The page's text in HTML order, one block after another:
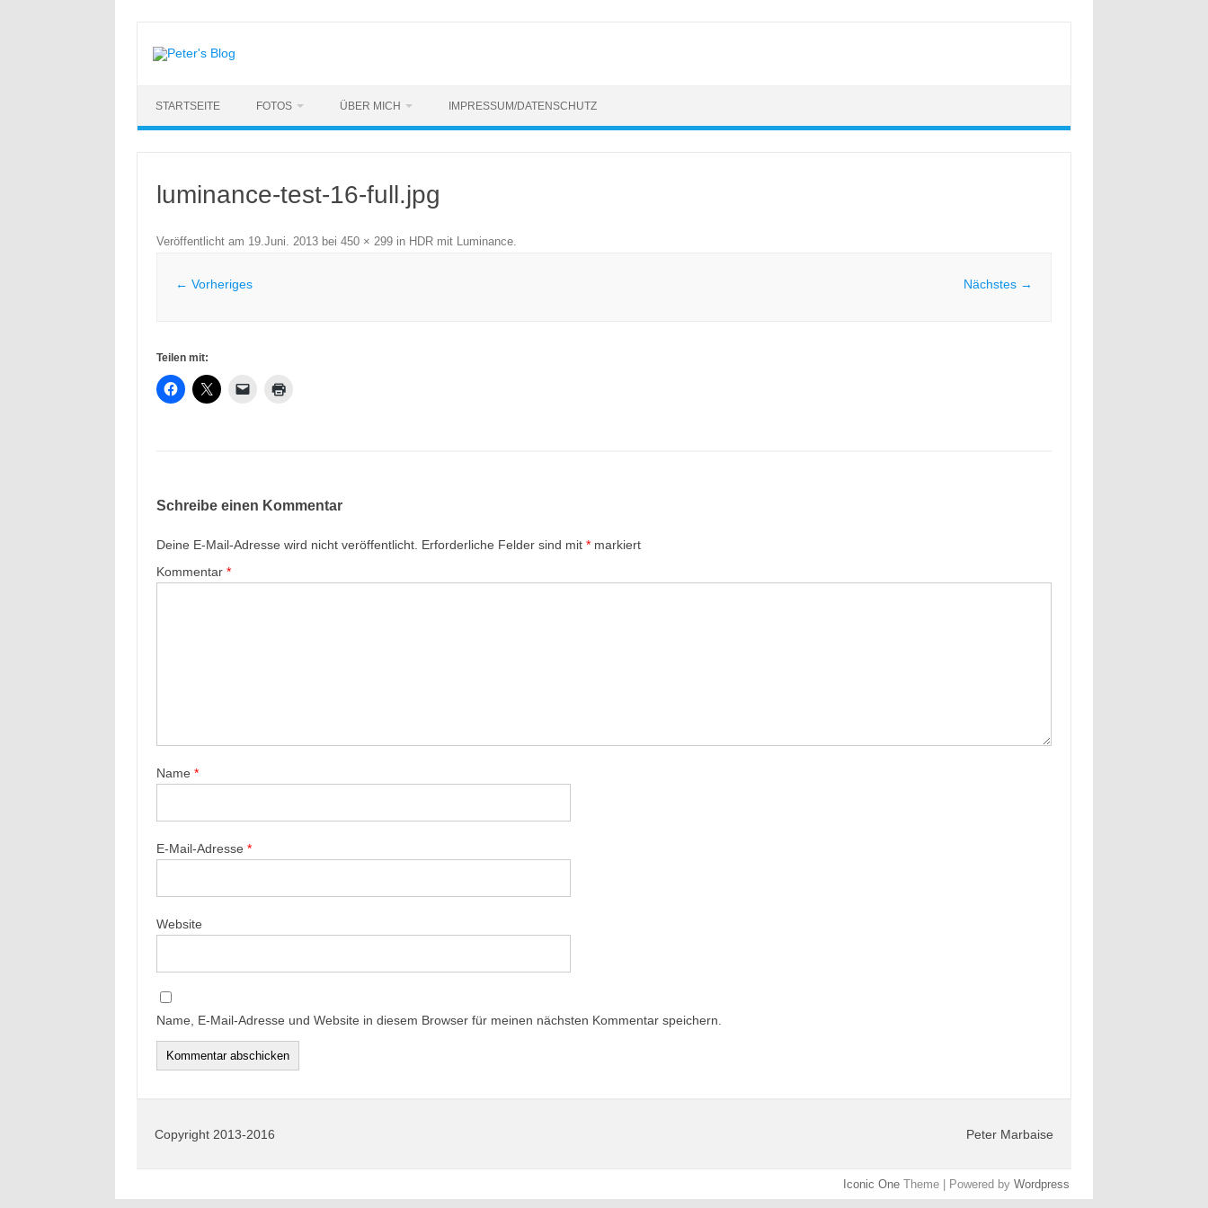
springen
STARTSEITE FOTOS ÜBER MICH IMPRESSUM/DATENSCHUTZ
luminance-test-16-full.jpg
Veröffentlicht am 19.Juni. 2013bei 450 × 299in HDR mit Luminance.
← Vorheriges Nächstes →
Teilen mit:
Schreibe einen Kommentar
Deine E-Mail-Adresse wird nicht veröffentlicht. Erforderliche Felder sind mit *markiert
Kommentar *
Name *
E-Mail-Adresse *
Website
Name, E-Mail-Adresse und Website in diesem Browser für meinen nächsten Kommentar speichern.
Copyright 2013-2016 Peter Marbaise
Iconic One Theme | Powered by Wordpress